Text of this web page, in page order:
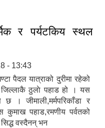
र पर्यटकिय स्थल
- 13:43
पैदल यात्राको दुरीमा रहेको
जिल्लाकै ठुलाे पहाड हो । यस
। जीमाली,मर्मपरिकाँडा र
कुमाख पहाड,रमणीय पर्वतको
सिद्ध वस्दैनन् भन